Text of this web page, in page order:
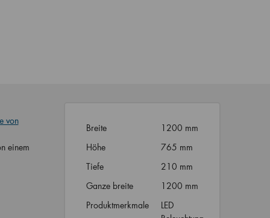
von
einem
Breite
1200 mm
Höhe
765 mm
Tiefe
210 mm
Ganze breite
1200 mm
Produktmerkmale
LED